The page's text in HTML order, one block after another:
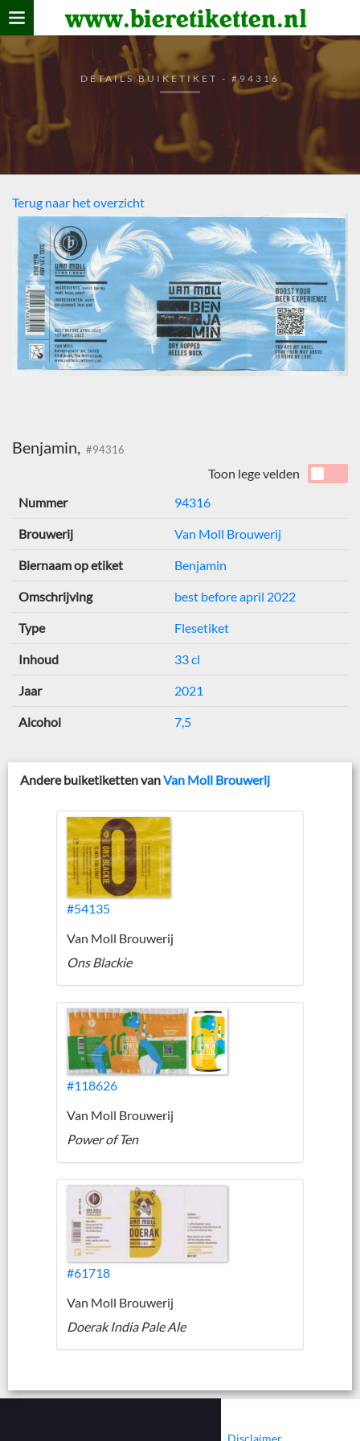
www.bieretiketten.nl
Home
verzamelen
De bierkaart
Bezoekers
DETAILS BUIKETIKET - #94316
Terug naar het overzicht
Benjamin, #94316
Toon lege velden
Nummer
94316
Brouwerij Van Moll Brouwerij
Biernaam op etiket Benjamin
Omschrijving best before april 2022
Type Flesetiket
Inhoud 33 cl
Jaar 2021
Alcohol 7,5
Andere buiketiketten vanVan Moll Brouwerij
#54135
Van Moll Brouwerij
Ons Blackie
#118626
Van Moll Brouwerij
Power of Ten
#61718
Van Moll Brouwerij
Doerak India Pale Ale